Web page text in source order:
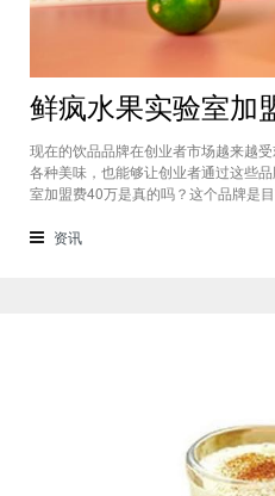
现在的饮品品牌在创业者市场越来越
各种美味，也能够让创业者通过这些
室加盟费40万是真的吗？这个品牌是
比较好的印象，比较低廉的鲜疯水果
资讯